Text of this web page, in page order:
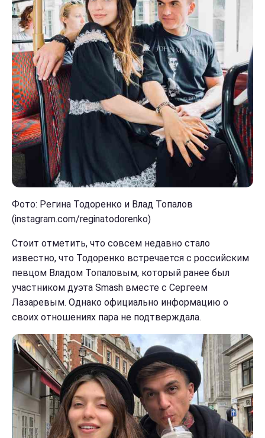
Фото: Регина Тодоренко и Влад Топалов
(instagram.com/reginatodorenko)
Стоит отметить, что совсем недавно стало
известно, что Тодоренко встречается с российским
певцом Владом Топаловым, который ранее был
участником дуэта Smash вместе с Сергеем
Лазаревым. Однако официально информацию о
своих отношениях пара не подтверждала.